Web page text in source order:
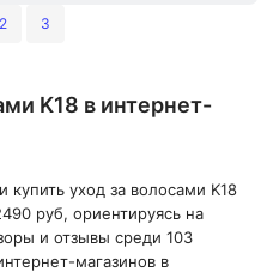
2 3
K18 в интернет-
уход за волосами K18
руб, ориентируясь на
и отзывы среди 103
магазинов в